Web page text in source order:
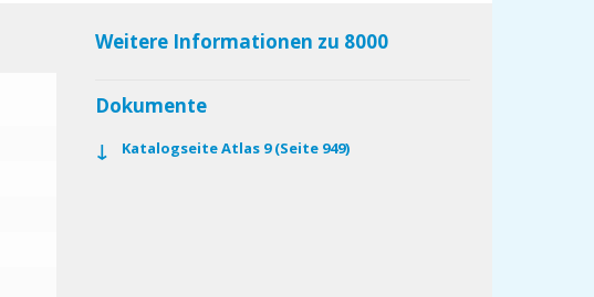
Weitere Informationen zu 8000
Dokumente
Katalogseite Atlas 9 (Seite 949)